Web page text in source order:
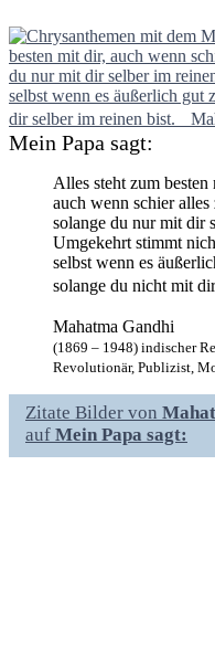
Mein Papa sagt:
Alles steht zum besten
auch wenn schier
solange du nur mit dir
Umgekehrt stimmt
selbst wenn es
solange du nicht mit
Mahatma Gandhi
(1869 – 1948) indischer
Revolutionär, Publizist,
Zitate Bilder von
auf Mein Papa sagt: